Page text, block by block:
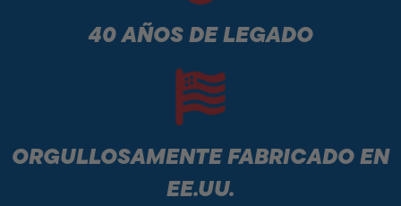
40 AÑOS DE LEGADO
ORGULLOSAMENTE FABRICADO EN
EE.UU.